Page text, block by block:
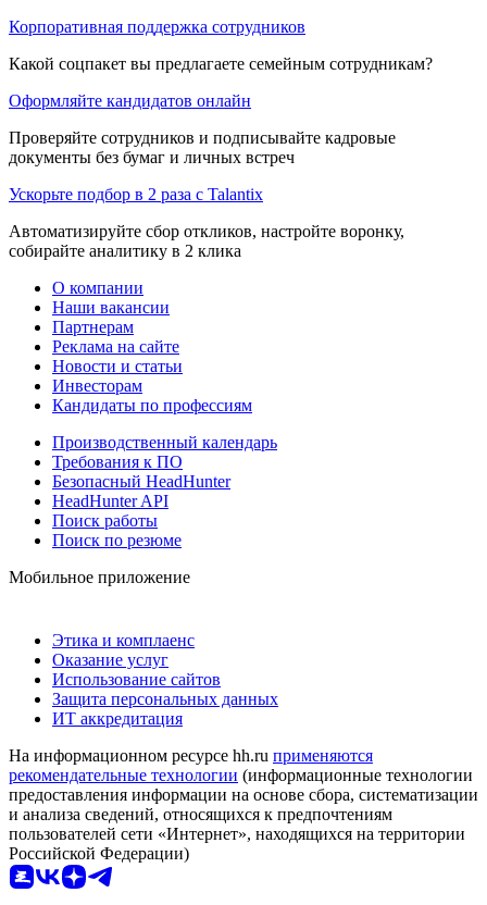
Корпоративная поддержка сотрудников
Какой соцпакет вы предлагаете семейным сотрудникам?
Оформляйте кандидатов онлайн
Проверяйте сотрудников и подписывайте кадровые
документы без бумаг и личных встреч
Ускорьте подбор в 2 раза с Talantix
Автоматизируйте сбор откликов, настройте воронку,
собирайте аналитику в 2 клика
О компании
Наши вакансии
Партнерам
Реклама на сайте
Новости и статьи
Инвесторам
Кандидаты по профессиям
Производственный календарь
Требования к ПО
Безопасный HeadHunter
HeadHunter API
Поиск работы
Поиск по резюме
Мобильное приложение
Этика и комплаенс
Оказание услуг
Использование сайтов
Защита персональных данных
ИТ аккредитация
На информационном ресурсе hh.ru применяются
рекомендательные технологии (информационные технологии
предоставления информации на основе сбора, систематизации
и анализа сведений, относящихся к предпочтениям
пользователей сети «Интернет», находящихся на территории
Российской Федерации)